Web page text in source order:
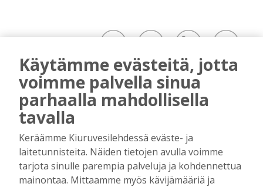
mainos alkaa
Käytämme evästeitä, jotta
voimme palvella sinua
parhaalla mahdollisella
tavalla
Keräämme Kiuruvesilehdessä eväste- ja
laitetunnisteita. Näiden tietojen avulla voimme
tarjota sinulle parempia palveluja ja kohdennettua
mainontaa. Mittaamme myös kävijämääriä ja